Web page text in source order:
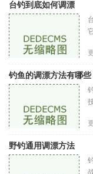
台钓到底如何调漂
钓鱼的调漂方法有哪些
野钓通用调漂方法